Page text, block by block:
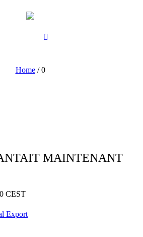
Home /0
MAINTENANT
CEST
Export